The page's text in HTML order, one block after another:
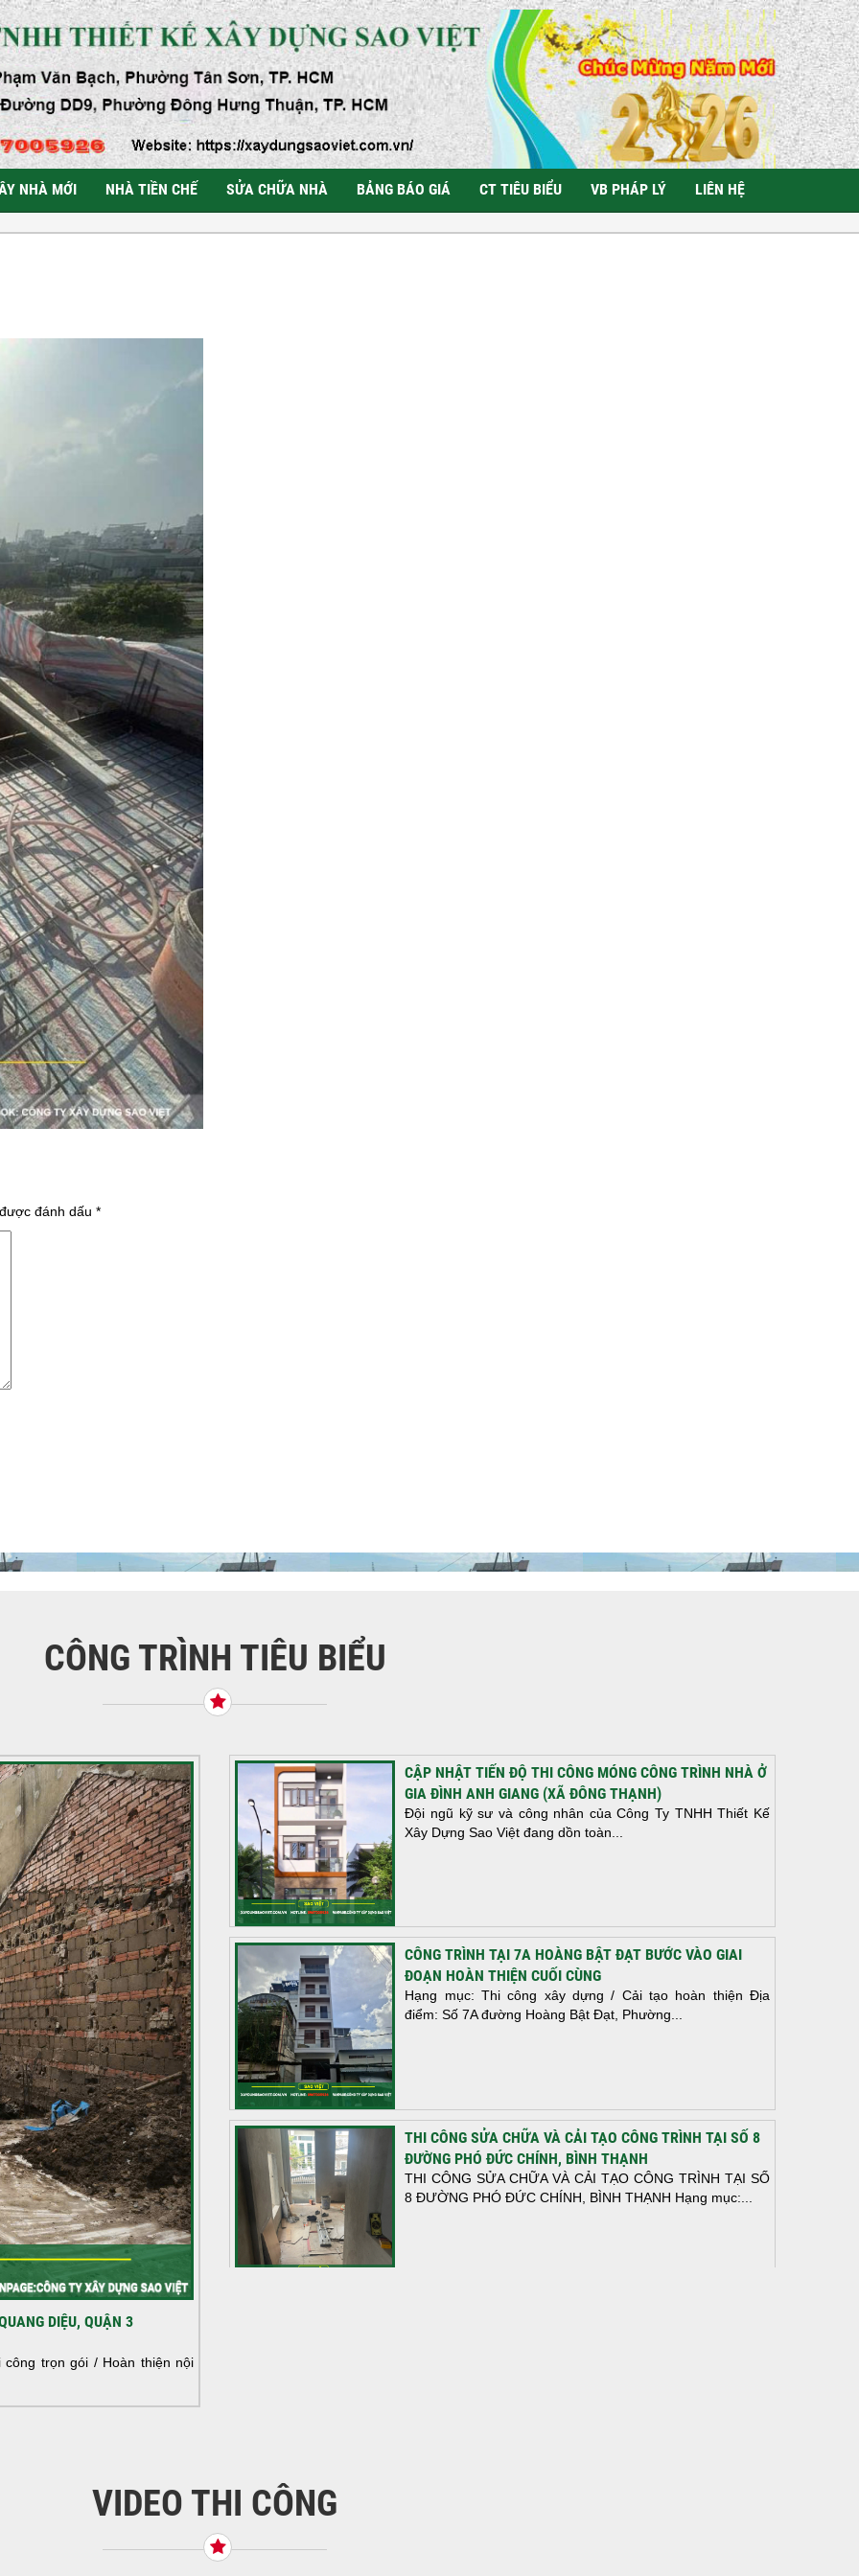
NHÀ MỚI NHÀ TIỀN CHẾ SỬA CHỮA NHÀ BẢNG BÁO GIÁ CT TIÊU BIỂU VB PHÁP LÝ LIÊN HỆ
đánh dấu *
CÔNG TRÌNH TIÊU BIỂU
DIỆU, QUẬN 3
trọn gói / Hoàn thiện nội
CẬP NHẬT TIẾN ĐỘ THI CÔNG MÓNG CÔNG TRÌNH NHÀ Ở
GIA ĐÌNH ANH GIANG (XÃ ĐÔNG THẠNH)
Đội ngũ kỹ sư và công nhân của Công Ty TNHH Thiết Kế
Xây Dựng Sao Việt đang dồn toàn...
CÔNG TRÌNH TẠI 7A HOÀNG BẬT ĐẠT BƯỚC VÀO GIAI
ĐOẠN HOÀN THIỆN CUỐI CÙNG
Hạng mục: Thi công xây dựng / Cải tạo hoàn thiện Địa
điểm: Số 7A đường Hoàng Bật Đạt, Phường...
THI CÔNG SỬA CHỮA VÀ CẢI TẠO CÔNG TRÌNH TẠI SỐ 8
ĐƯỜNG PHÓ ĐỨC CHÍNH, BÌNH THẠNH
THI CÔNG SỬA CHỮA VÀ CẢI TẠO CÔNG TRÌNH TẠI SỐ
8 ĐƯỜNG PHÓ ĐỨC CHÍNH, BÌNH THẠNH Hạng mục:...
VIDEO THI CÔNG